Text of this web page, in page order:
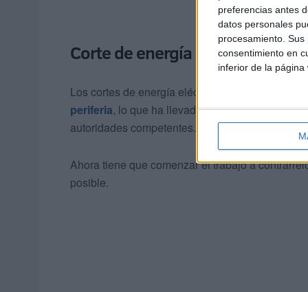
preferencias antes
datos personales
procesamiento.
consentimiento en
inferior de la página
Corte de energía eléctrica
Los cortes de energía eléctrica
periferia, lo que ha llevado a la población a
autoridades competentes.
Ahora tiene que comenzar el trabajo a
posible.